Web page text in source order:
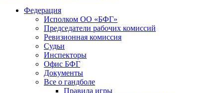
Федерация
Исполком ОО «БФГ»
Председатели рабочих комиссий
Ревизионная комиссия
Судьи
Инспекторы
Офис БФГ
Документы
Все о гандболе
Правила игры